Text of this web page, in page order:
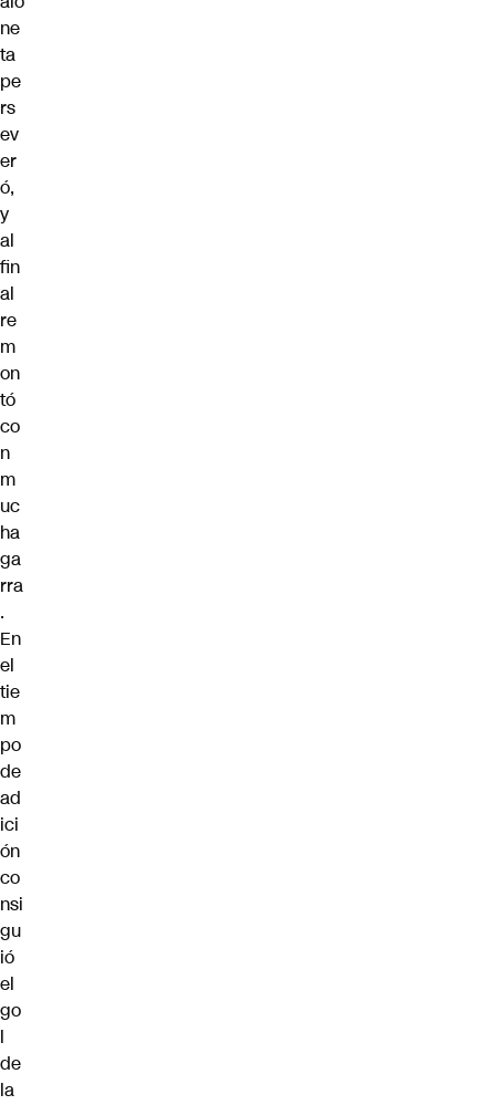
ne
ta
pe
rs
ev
er
ó,
y
al
fin
al
re
m
on
tó
co
n
m
uc
ha
ga
rra
.
En
el
tie
m
po
de
ad
ici
ón
co
nsi
gu
ió
el
go
l
de
la